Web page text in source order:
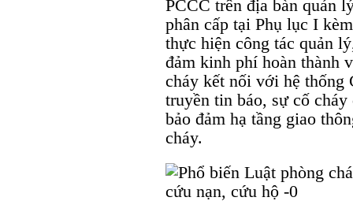
PCCC trên địa bàn quản
phân cấp tại Phụ lục I
thực hiện công tác quản
đảm kinh phí hoàn thành
cháy kết nối với hệ
truyền tin báo, sự cố
bảo đảm hạ tầng giao
cháy.